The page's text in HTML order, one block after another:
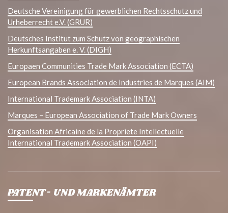
Deutsche Vereinigung für gewerblichen Rechtsschutz und
Urheberrecht e.V. (GRUR)
Deutsches Institut zum Schutz von geographischen
Herkunftsangaben e. V. (DIGH)
Europaen Communities Trade Mark Association (ECTA)
European Brands Association de Industries de Marques (AIM)
International Trademark Association (INTA)
Marques – European Association of Trade Mark Owners
Organisation Africaine de la Propriete Intellectuelle
International Trademark Association (OAPI)
PATENT- UND MARKENÄMTER